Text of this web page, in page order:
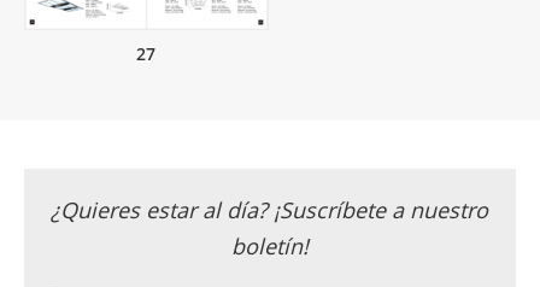
27
¿Quieres estar al día? ¡Suscríbete a nuestro
boletín!